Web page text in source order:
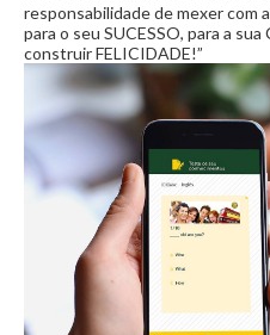
responsabilidade de mexer com
para o seu SUCESSO, para a
construir FELICIDADE!”